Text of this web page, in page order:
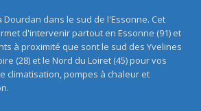
dans le sud de l'Essonne. Cet
d'intervenir partout en Essonne (91) et
à proximité que sont le sud des Yvelines
(28) et le Nord du Loiret (45) pour vos
climatisation, pompes à chaleur et